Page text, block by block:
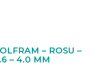
– ROSU –
– 4.0 MM